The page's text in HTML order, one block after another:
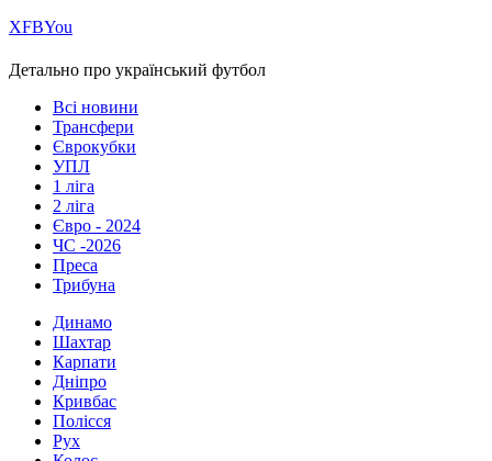
ХFBYou
Детально про український футбол
Всі новини
Трансфери
Єврокубки
УПЛ
1 ліга
2 ліга
Євро - 2024
ЧС -2026
Преса
Трибуна
Динамо
Шахтар
Карпати
Дніпро
Кривбас
Полісся
Рух